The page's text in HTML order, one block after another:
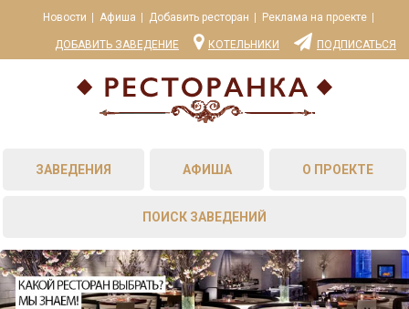
Новости Афиша Добавить ресторан Реклама на проекте
ДОБАВИТЬ ЗАВЕДЕНИЕ КОТЕЛЬНИКИ ПОДПИСАТЬСЯ
ЗАВЕДЕНИЯ АФИША О ПРОЕКТЕ
ПОИСК ЗАВЕДЕНИЙ